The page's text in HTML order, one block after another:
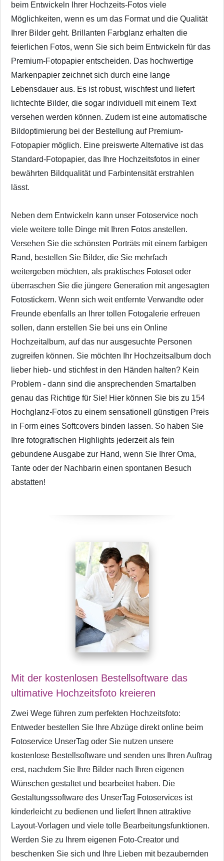
beim Entwickeln Ihrer Hochzeits-Fotos viele
Möglichkeiten, wenn es um das Format und die Qualität
Ihrer Bilder geht. Brillanten Farbglanz erhalten die
feierlichen Fotos, wenn Sie sich beim Entwickeln für das
Premium-Fotopapier entscheiden. Das hochwertige
Markenpapier zeichnet sich durch eine lange
Lebensdauer aus. Es ist robust, wischfest und liefert
lichtechte Bilder, die sogar individuell mit einem Text
versehen werden können. Zudem ist eine automatische
Bildoptimierung bei der Bestellung auf Premium-
Fotopapier möglich. Eine preiswerte Alternative ist das
Standard-Fotopapier, das Ihre Hochzeitsfotos in einer
bewährten Bildqualität und Farbintensität erstrahlen
lässt.
Neben dem Entwickeln kann unser Fotoservice noch
viele weitere tolle Dinge mit Ihren Fotos anstellen.
Versehen Sie die schönsten Porträts mit einem farbigen
Rand, bestellen Sie Bilder, die Sie mehrfach
weitergeben möchten, als praktisches Fotoset oder
überraschen Sie die jüngere Generation mit angesagten
Fotostickern. Wenn sich weit entfernte Verwandte oder
Freunde ebenfalls an Ihrer tollen Fotogalerie erfreuen
sollen, dann erstellen Sie bei uns ein Online
Hochzeitalbum, auf das nur ausgesuchte Personen
zugreifen können. Sie möchten Ihr Hochzeitsalbum doch
lieber hieb- und stichfest in den Händen halten? Kein
Problem - dann sind die ansprechenden Smartalben
genau das Richtige für Sie! Hier können Sie bis zu 154
Hochglanz-Fotos zu einem sensationell günstigen Preis
in Form eines Softcovers binden lassen. So haben Sie
Ihre fotografischen Highlights jederzeit als fein
gebundene Ausgabe zur Hand, wenn Sie Ihrer Oma,
Tante oder der Nachbarin einen spontanen Besuch
abstatten!
Mit der kostenlosen Bestellsoftware das
ultimative Hochzeitsfoto kreieren
Zwei Wege führen zum perfekten Hochzeitsfoto:
Entweder bestellen Sie Ihre Abzüge direkt online beim
Fotoservice UnserTag oder Sie nutzen unsere
kostenlose Bestellsoftware und senden uns Ihren Auftrag
erst, nachdem Sie Ihre Bilder nach Ihren eigenen
Wünschen gestaltet und bearbeitet haben. Die
Gestaltungssoftware des UnserTag Fotoservices ist
kinderleicht zu bedienen und liefert Ihnen attraktive
Layout-Vorlagen und viele tolle Bearbeitungsfunktionen.
Werden Sie zu Ihrem eigenen Foto-Creator und
beschenken Sie sich und Ihre Lieben mit bezaubernden